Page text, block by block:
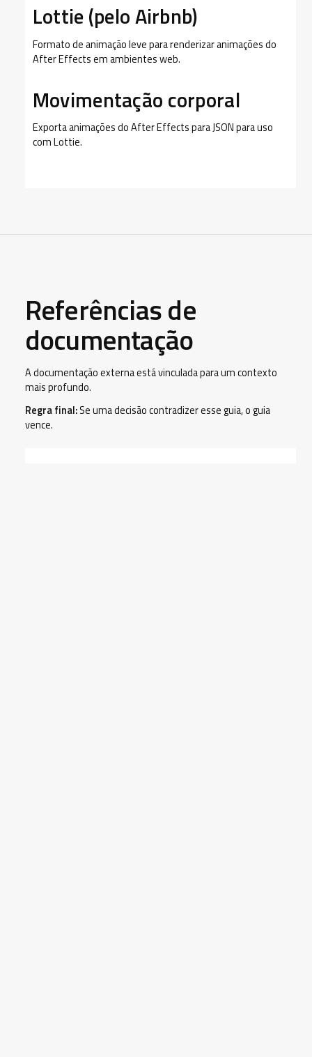
Lottie (pelo Airbnb)
Formato de animação leve para renderizar animações do
After Effects em ambientes web.
Movimentação corporal
Exporta animações do After Effects para JSON para uso
com Lottie.
Referências de
documentação
A documentação externa está vinculada para um contexto
mais profundo.
Regra final:Se uma decisão contradizer esse guia, o guia
vence.